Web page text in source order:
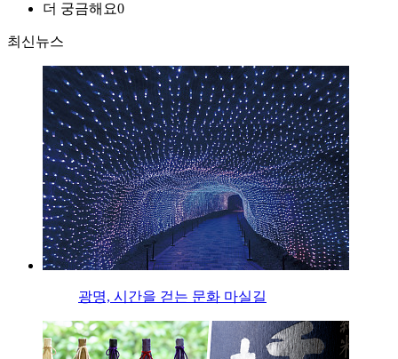
더 궁금해요0
최신뉴스
광명, 시간을 걷는 문화 마실길